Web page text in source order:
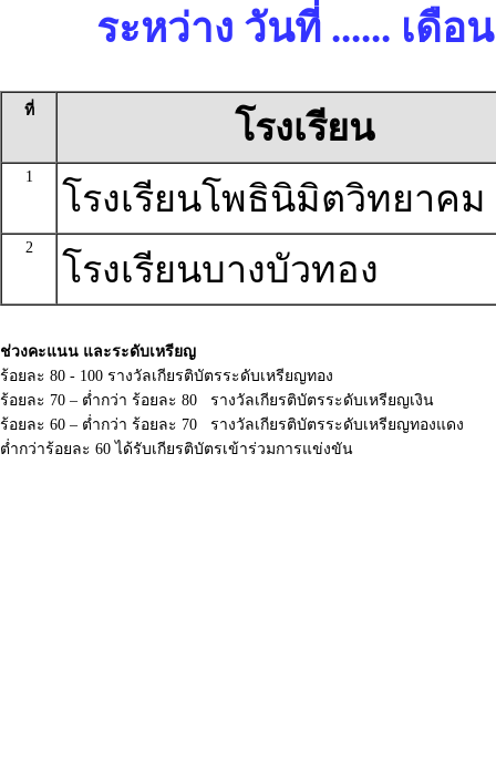
ระหว่าง วันที่ ...... เดือ
ที่ โรงเรียน
1
โรงเรียนโพธินิมิตวิทยาคม
2
โรงเรียนบางบัวทอง
ช่วงคะแนน และระดับเหรียญ
ร้อยละ 80 - 100 รางวัลเกียรติบัตรระดับเหรียญทอง
ร้อยละ 70 – ต่ำกว่า ร้อยละ 80 รางวัลเกียรติบัตรระดับเหรียญเงิน
ร้อยละ 60 – ต่ำกว่า ร้อยละ 70 รางวัลเกียรติบัตรระดับเหรียญทองแดง
ต่ำกว่าร้อยละ 60 ได้รับเกียรติบัตรเข้าร่วมการแข่งขัน